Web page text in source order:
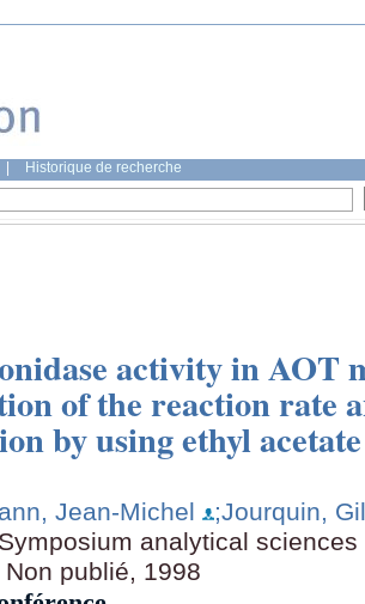
Historique de recherche
activity in AOT
of the reaction rate
by using ethyl acetate
Jean-Michel
;Jourquin,
Symposium analytical
Non publié, 1998